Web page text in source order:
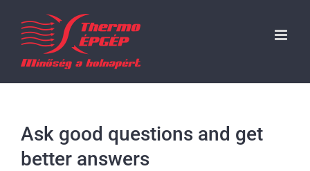
Ask good questions and get
better answers